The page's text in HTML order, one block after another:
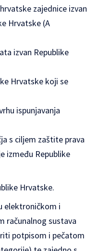
zajednice izvan
Hrvatske (A
izvan Republike
Hrvatske koji se
ispunjavanja
s ciljem zaštite prava
između Republike
Hrvatske.
elektroničkom i
računalnog sustava
potpisom i pečatom